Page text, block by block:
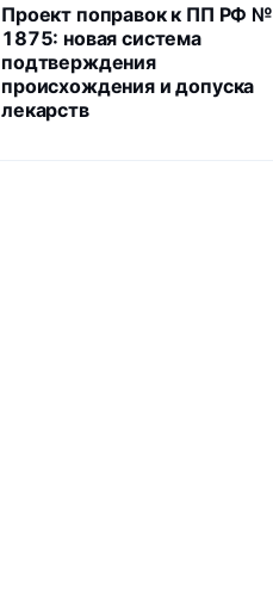
Проект поправок к ПП РФ №
1875: новая система
подтверждения
происхождения и допуска
лекарств